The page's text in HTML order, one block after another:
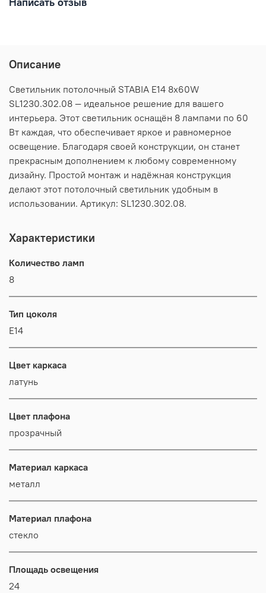
Описание
Светильник потолочный STABIA E14 8х60W
SL1230.302.08 — идеальное решение для вашего
интерьера. Этот светильник оснащён 8 лампами по 60
Вт каждая, что обеспечивает яркое и равномерное
освещение. Благодаря своей конструкции, он станет
прекрасным дополнением к любому современному
дизайну. Простой монтаж и надёжная конструкция
делают этот потолочный светильник удобным в
использовании. Артикул: SL1230.302.08.
Характеристики
Количество ламп
8
Тип цоколя
E14
Цвет каркаса
латунь
Цвет плафона
прозрачный
Материал каркаса
металл
Материал плафона
стекло
Площадь освещения
24